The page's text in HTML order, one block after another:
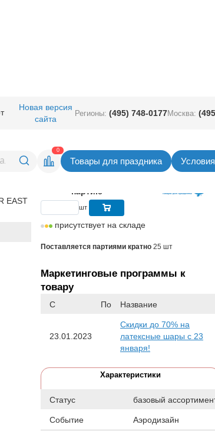
Новая версия
сайта
Регионы: (495) 748-0177Москва:
0
Товары для праздника
EAST
6,99руб. за шт
партию
шт
присутствует на складе
Поставляется партиями кратно 25 шт
Маркетинговые программы к
товару
С По Название
23.01.2023
Скидки до 70% на
латексные шары с 23
января!
Характеристики
Статус базовый
Событие Аэродизайн